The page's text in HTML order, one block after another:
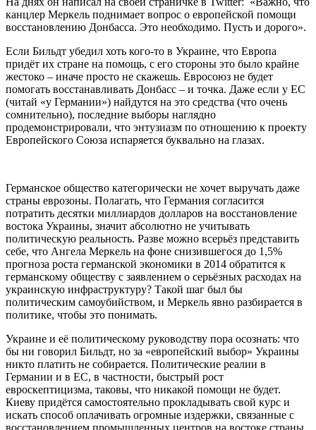
канцлер Меркель поднимает вопрос о европейской помощи
восстановлению Донбасса. Это необходимо. Пусть и дорого».
Если Бильдт убедил хоть кого-то в Украине, что Европа
придёт их стране на помощь, с его стороны это было крайне
жестоко – иначе просто не скажешь. Евросоюз не будет
помогать восстанавливать Донбасс – и точка. Даже если у ЕС
(читай «у Германии») найдутся на это средства (что очень
сомнительно), последние выборы наглядно
продемонстрировали, что энтузиазм по отношению к проекту
Европейского Союза испаряется буквально на глазах.
Германское общество категорически не хочет выручать даже
страны еврозоны. Полагать, что Германия согласится
потратить десятки миллиардов долларов на восстановление
востока Украины, значит абсолютно не учитывать
политическую реальность. Разве можно всерьёз представить
себе, что Ангела Меркель на фоне снизившегося до 1,5%
прогноза роста германской экономики в 2014 обратится к
германскому обществу с заявлением о серьёзных расходах на
украинскую инфраструктуру? Такой шаг был бы
политическим самоубийством, и Меркель явно разбирается в
политике, чтобы это понимать.
Украине и её политическому руководству пора осознать: что
бы ни говорил Бильдт, но за «европейский выбор» Украины
никто платить не собирается. Политические реалии в
Германии и в ЕС, в частности, быстрый рост
евроскептицизма, таковы, что никакой помощи не будет.
Киеву придётся самостоятельно прокладывать свой курс и
искать способ оплачивать огромные издержки, связанные с
восстановлением промышленных центров на востоке страны.